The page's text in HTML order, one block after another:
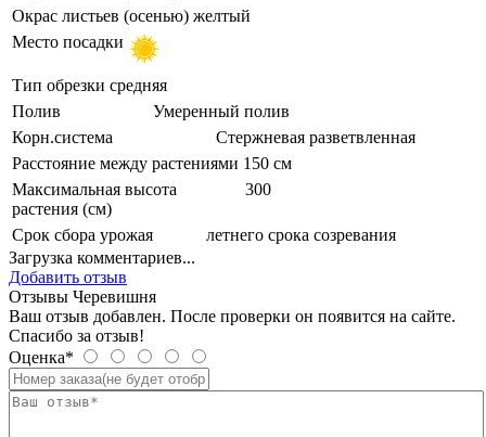
Окрас листьев (осенью) желтый
Место посадки
Тип обрезки средняя
Полив
Умеренный полив
Корн.система
Стержневая разветвленная
Расстояние между растениями 150 см
Максимальная высота
растения (см)
300
Срок сбора урожая
летнего срока созревания
Загрузка комментариев...
Добавить отзыв
Отзывы Черевишня
Ваш отзыв добавлен. После проверки он появится на сайте.
Спасибо за отзыв!
Оценка*